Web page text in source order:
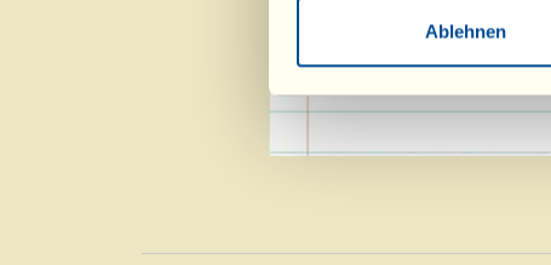
Ablehnen
PS: Unter
Speisekammer und